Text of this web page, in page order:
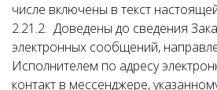
числе включены в текст
2.21.2. Доведены до сведения
электронных сообщений,
Исполнителем по адресу
контакт в мессенджере,